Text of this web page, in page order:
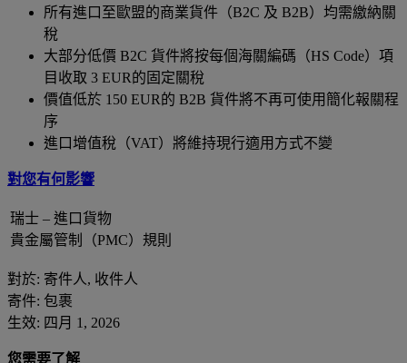
所有進口至歐盟的商業貨件（B2C 及 B2B）均需繳納關
稅
大部分低價 B2C 貨件將按每個海關編碼（HS Code）項
目收取 3 EUR的固定關稅
價值低於 150 EUR的 B2B 貨件將不再可使用簡化報關程
序
進口增值稅（VAT）將維持現行適用方式不變
對您有何影響
瑞士 – 進口貨物
貴金屬管制（PMC）規則
對於: 寄件人, 收件人
寄件: 包裹
生效: 四月 1, 2026
您需要了解